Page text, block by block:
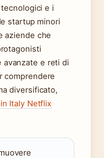
e i
startup minori
aziende che
avanzate e reti di
comprendere
diversificato,
Italy Netflix